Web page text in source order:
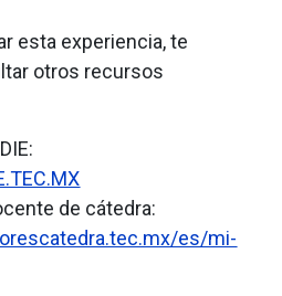
esta experiencia, te
otros recursos
de cátedra:
es/mi-